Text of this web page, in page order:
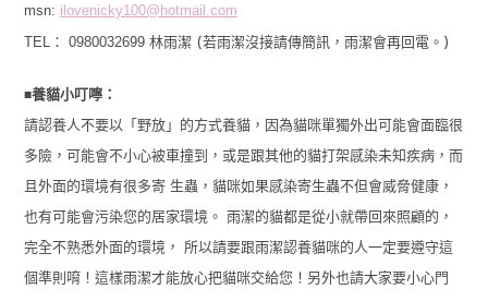
msn: ilovenicky100@hotmail.com
TEL： 0980032699林雨潔 (若雨潔沒接請傳簡訊，雨潔會再回電。)
■養貓小叮嚀：
請認養人不要以「野放」的方式養貓，因為貓咪單獨外出可能會面臨很
多險，可能會不小心被車撞到，或是跟其他的貓打架感染未知疾病，而
且外面的環境有很多寄 生蟲，貓咪如果感染寄生蟲不但會威脅健康，
也有可能會污染您的居家環境。 雨潔的貓都是從小就帶回來照顧的，
完全不熟悉外面的環境， 所以請要跟雨潔認養貓咪的人一定要遵守這
個準則唷！這樣雨潔才能放心把貓咪交給您！另外也請大家要小心門